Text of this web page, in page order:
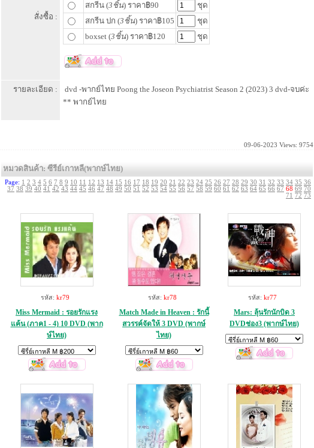
สั่งซื้อ :
สกรีน (3ชิ้น) ราคา฿90
ชุด
สกรีน ปก (3ชิ้น) ราคา฿105
ชุด
boxset (3ชิ้น) ราคา฿120 ชุด
รายละเอียด :
dvd -พากย์ไทย Poong the Joseon Psychiatrist Season 2 (2023) 3 dvd-จบค่ะ
** พากย์ไทย
09-06-2023 Views: 9754
หมวดสินค้า: ซีรีย์เกาหลี(พากษ์ไทย)
Page: 1 2 3 4 5 6 7 8 9 10 11 12 13 14 15 16 17 18 19 20 21 22 23 24 25 26 27 28 29 30 31 32 33 34 35 36
37 38 39 40 41 42 43 44 45 46 47 48 49 50 51 52 53 54 55 56 57 58 59 60 61 62 63 64 65 66 67 68 69 70
71 72 73
รหัส: kr79
Miss Mermaid : รอยรักแรง
แค้น (ภาค1 - 4) 10 DVD (พาก
ษ์ไทย)
รหัส: kr78
Match Made in Heaven : รักนี้
สวรรค์จัดให้ 3 DVD (พากษ์
ไทย)
รหัส: kr77
Mars: ลุ้นรักนักบิด 3
DVDช่อง3 (พากษ์ไทย)